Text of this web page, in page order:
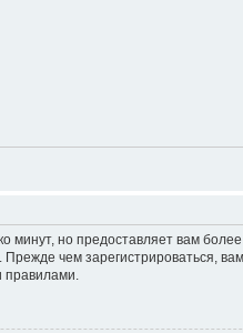
минут, но предоставляет вам
чем зарегистрироваться,
правилами.